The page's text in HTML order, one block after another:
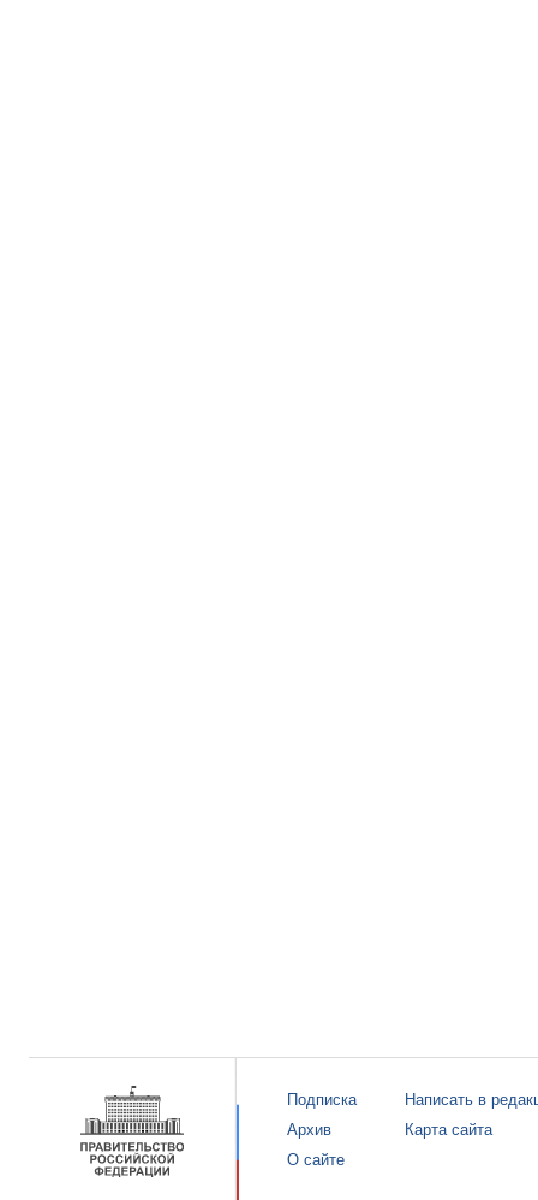
Подписка
Архив
О сайте
Написать в
Карта сайта